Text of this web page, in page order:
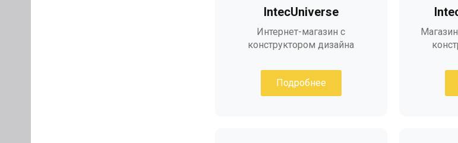
IntecUniverse
Интернет-магазин с
конструктором дизайна
Подробнее